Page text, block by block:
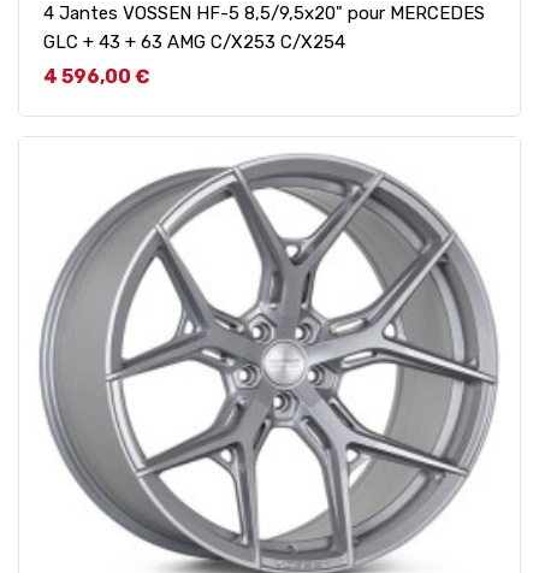
4 Jantes VOSSEN HF-5 8,5/9,5x20" pour MERCEDES
GLC + 43 + 63 AMG C/X253 C/X254
Prix
4 596,00 €